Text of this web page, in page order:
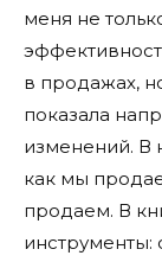
меня не
в продажах,
показала
изменений. В
как мы
продаем. В
инструменты: